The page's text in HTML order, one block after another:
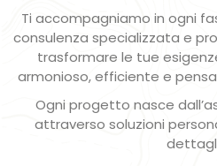
Ti accompagniamo in ogni
consulenza specializzata e
trasformare le tue
armonioso, efficiente e
Ogni progetto nasce
attraverso soluzioni